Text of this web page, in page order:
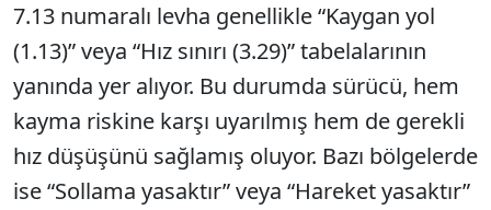
7.13 numaralı levha genellikle “Kaygan yol
(1.13)” veya “Hız sınırı (3.29)” tabelalarının
yanında yer alıyor. Bu durumda sürücü, hem
kayma riskine karşı uyarılmış hem de gerekli
hız düşüşünü sağlamış oluyor. Bazı bölgelerde
ise “Sollama yasaktır” veya “Hareket yasaktır”